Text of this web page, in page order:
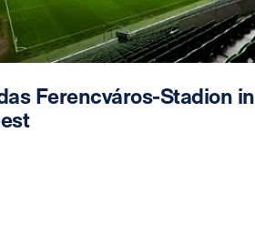
Ferencváros-Stadion in